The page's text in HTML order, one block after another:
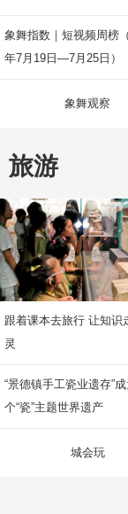
象舞指数｜短视频周榜
年7月19日—7月25日）
象舞观察
旅游
跟着课本去旅行 让知识
灵
“景德镇手工瓷业遗存”
个“瓷”主题世界遗产
城会玩